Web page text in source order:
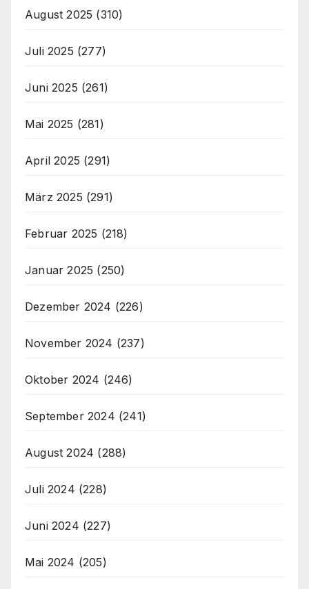
August 2025 (310)
Juli 2025 (277)
Juni 2025 (261)
Mai 2025 (281)
April 2025 (291)
März 2025 (291)
Februar 2025 (218)
Januar 2025 (250)
Dezember 2024 (226)
November 2024 (237)
Oktober 2024 (246)
September 2024 (241)
August 2024 (288)
Juli 2024 (228)
Juni 2024 (227)
Mai 2024 (205)